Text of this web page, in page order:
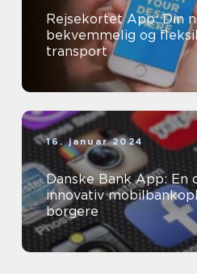
Rejsekortet App: Din
bekvemmelig og
transport
16. januar 2024
Danske Bank App: En
innovativ
borgere